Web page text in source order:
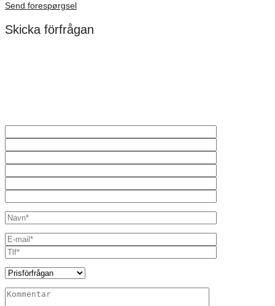
Send forespørgsel
Skicka förfrågan